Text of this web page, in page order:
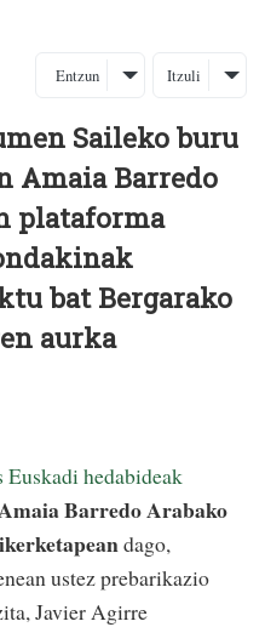
Entzun Itzuli
Saileko buru
Amaia Barredo
plataforma
bat Bergarako
aurka
hedabideak
Barredo Arabako
dago,
ustez prebarikazio
Javier Agirre